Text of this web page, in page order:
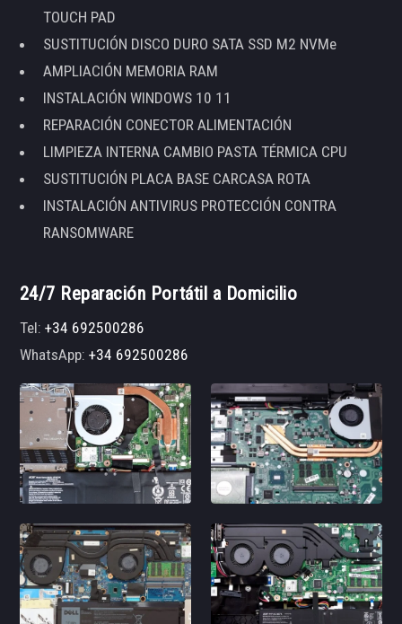
TOUCH PAD
SUSTITUCIÓN DISCO DURO SATA SSD M2 NVMe
AMPLIACIÓN MEMORIA RAM
INSTALACIÓN WINDOWS 10 11
REPARACIÓN CONECTOR ALIMENTACIÓN
LIMPIEZA INTERNA CAMBIO PASTA TÉRMICA CPU
SUSTITUCIÓN PLACA BASE CARCASA ROTA
INSTALACIÓN ANTIVIRUS PROTECCIÓN CONTRA
RANSOMWARE
24/7 Reparación Portátil a Domicilio
Tel:+34 692500286
WhatsApp:+34 692500286